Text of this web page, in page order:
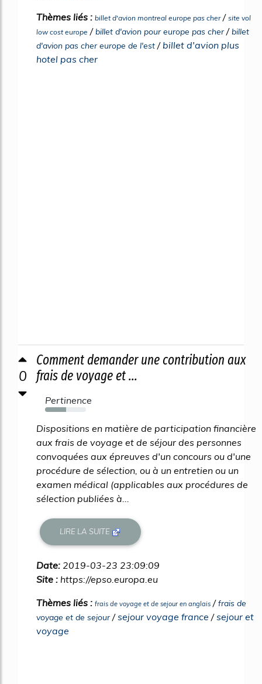
Thèmes liés : billet d'avion montreal europe pas cher/ site vol
low cost europe /billet d'avion pour europe pas cher/billet
d'avion pas cher europe de l'est / billet d'avion plus
hotel pas cher
0
Comment demander une contribution aux
frais de voyage et ...
Pertinence
52%
Dispositions en matière de participation financière
aux frais de voyage et de séjour des personnes
convoquées aux épreuves d'un concours ou d'une
procédure de sélection, ou à un entretien ou un
examen médical (applicables aux procédures de
sélection publiées à...
LIRE LA SUITE
Date: 2019-03-23 23:09:09
Site : https://epso.europa.eu
Thèmes liés : frais de voyage et de sejour en anglais /frais de
voyage et de sejour/sejour voyage france /sejour et
voyage